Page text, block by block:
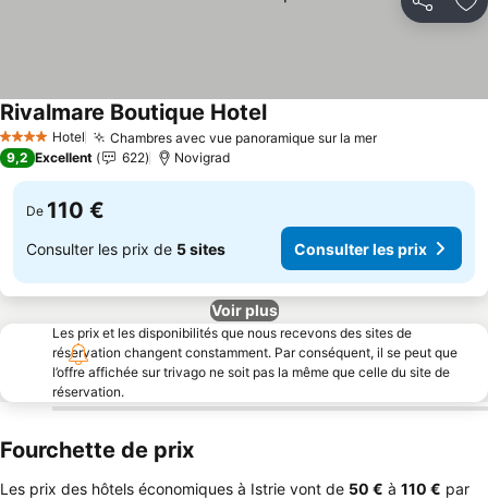
Partager
4 Étoiles Hotel Chambres avec vue panoramique sur la mer
Rivalmare Boutique Hotel
9,2 Excellent 622 Novigrad
De 110 €
Consulter les prix de 5 sites Consulter les prix
Voir plus
Les prix et les disponibilités que nous recevons des sites de
réservation changent constamment. Par conséquent, il se peut que
l’offre affichée sur trivago ne soit pas la même que celle du site de
réservation.
Fourchette de prix
Les prix des hôtels économiques à Istrie vont de ‎50 € à ‎110 € par